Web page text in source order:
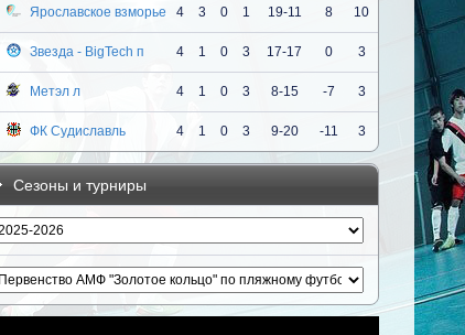
Ярославское взморье 4 3 0 1 19-11 8 10
Звезда - BigTech п 4 1 0 3 17-17 0 3
Метэл л 4 1 0 3 8-15 -7 3
ФК Судиславль 4 1 0 3 9-20 -11 3
Сезоны и турниры